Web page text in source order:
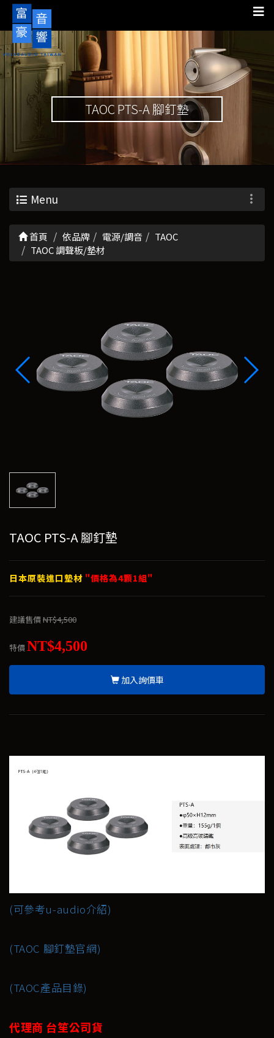
TAOC PTS-A 腳釘墊
Menu
首頁 依品牌 電源/調音
TAOC
TAOC 調聲板/墊材
TAOC PTS-A 腳釘墊
日本原裝進口墊材 "價格為4顆1組"
建議售價NT$4,500
特價NT$4,500
加入詢價車
(可參考u-audio介紹)
(TAOC 腳釘墊官網)
(TAOC產品目錄)
代理商 台笙公司貨